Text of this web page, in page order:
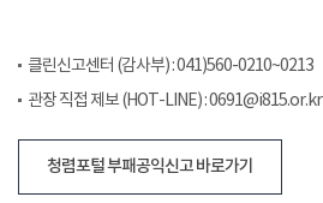
클린신고센터 (감사부) : 041)560-0210~0213
관장 직접 제보 (HOT-LINE) : 0691@i815.or.kr
청렴포털 부패공익신고 바로가기